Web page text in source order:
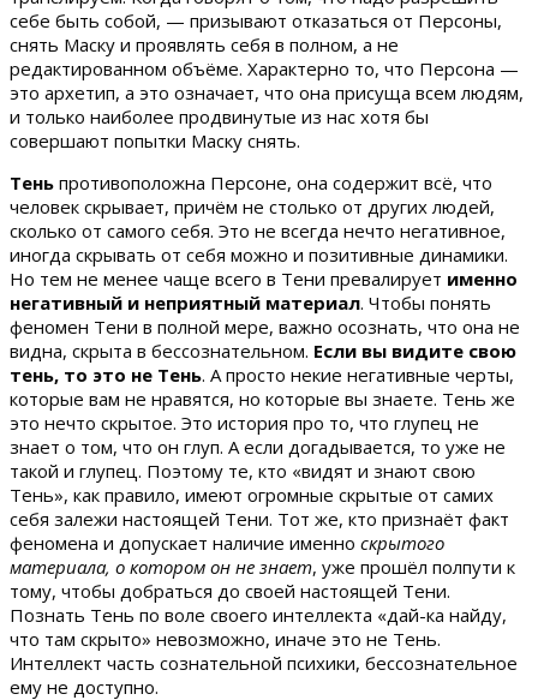
себе быть собой, — призывают отказаться от Персоны,
снять Маску и проявлять себя в полном, а не
редактированном объёме. Характерно то, что Персона —
это архетип, а это означает, что она присуща всем людям,
и только наиболее продвинутые из нас хотя бы
совершают попытки Маску снять.
Тень противоположна Персоне, она содержит всё, что
человек скрывает, причём не столько от других людей,
сколько от самого себя. Это не всегда нечто негативное,
иногда скрывать от себя можно и позитивные динамики.
Но тем не менее чаще всего в Тени превалирует именно
негативный и неприятный материал. Чтобы понять
феномен Тени в полной мере, важно осознать, что она не
видна, скрыта в бессознательном. Если вы видите свою
тень, то это не Тень. А просто некие негативные черты,
которые вам не нравятся, но которые вы знаете. Тень же
это нечто скрытое. Это история про то, что глупец не
знает о том, что он глуп. А если догадывается, то уже не
такой и глупец. Поэтому те, кто «видят и знают свою
Тень», как правило, имеют огромные скрытые от самих
себя залежи настоящей Тени. Тот же, кто признаёт факт
феномена и допускает наличие именно скрытого
материала, о котором он не знает, уже прошёл полпути к
тому, чтобы добраться до своей настоящей Тени.
Познать Тень по воле своего интеллекта «дай-ка найду,
что там скрыто» невозможно, иначе это не Тень.
Интеллект часть сознательной психики, бессознательное
ему не доступно.